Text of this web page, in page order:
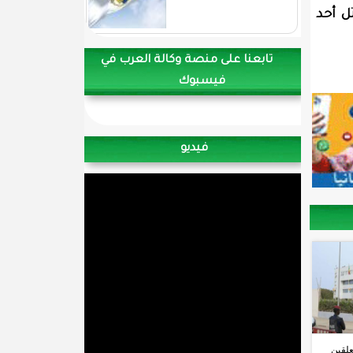
أحد
تابعنا على منصة وكالة العرب في
فيسبوك
فيديو